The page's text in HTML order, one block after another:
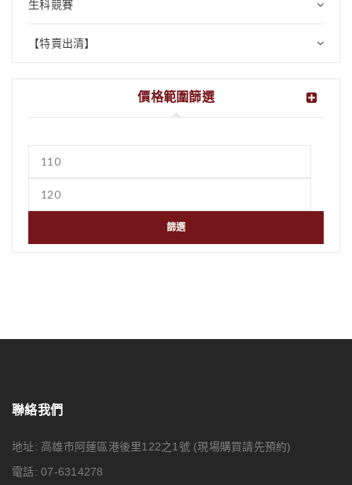
生科競賽
【特賣出清】
價格範圍篩選
篩選
聯絡我們
地址: 高雄市阿蓮區港後里122之1號 (現場購買請先預約)
電話: 07-6314278